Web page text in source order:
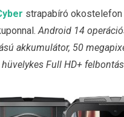
strapabíró
Android 14
akkumulátor, 50
Full HD+